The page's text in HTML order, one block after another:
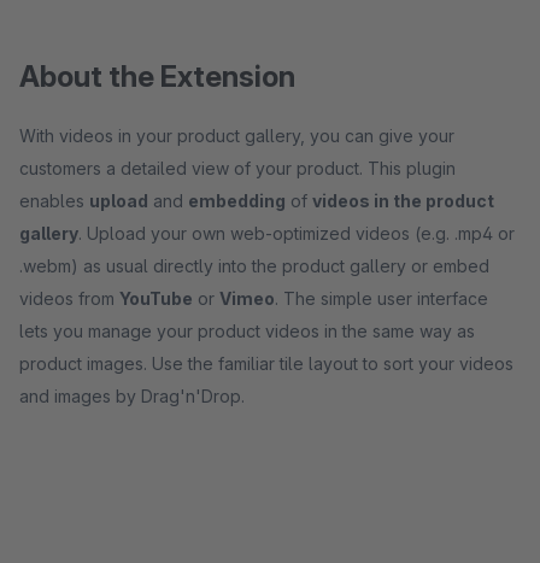
About the Extension
With videos in your product gallery, you can give your
customers a detailed view of your product. This plugin
enables upload and embedding of videos in the product
gallery. Upload your own web-optimized videos (e.g. .mp4 or
.webm) as usual directly into the product gallery or embed
videos from YouTube or Vimeo. The simple user interface
lets you manage your product videos in the same way as
product images. Use the familiar tile layout to sort your videos
and images by Drag'n'Drop.